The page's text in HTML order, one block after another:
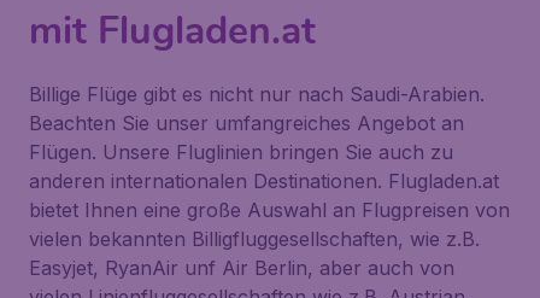
mit Flugladen.at
Billige Flüge gibt es nicht nur nach Saudi-Arabien.
Beachten Sie unser umfangreiches Angebot an
Flügen. Unsere Fluglinien bringen Sie auch zu
anderen internationalen Destinationen. Flugladen.at
bietet Ihnen eine große Auswahl an Flugpreisen von
vielen bekannten Billigfluggesellschaften, wie z.B.
Easyjet, RyanAir unf Air Berlin, aber auch von